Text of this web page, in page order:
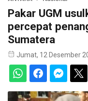
Pakar UGM
percepat
Sumatera
Jumat, 12 Desember